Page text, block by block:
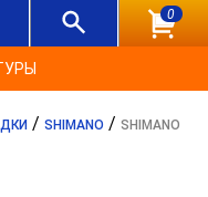
0
/ SHIMANO / SHIMANO